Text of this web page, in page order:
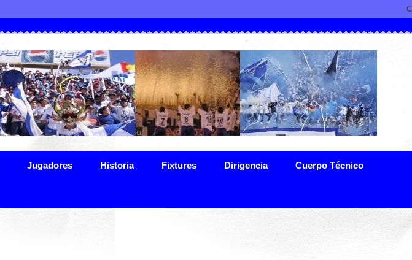
Jugadores Historia Fixtures Dirigencia Cuerpo Técnico